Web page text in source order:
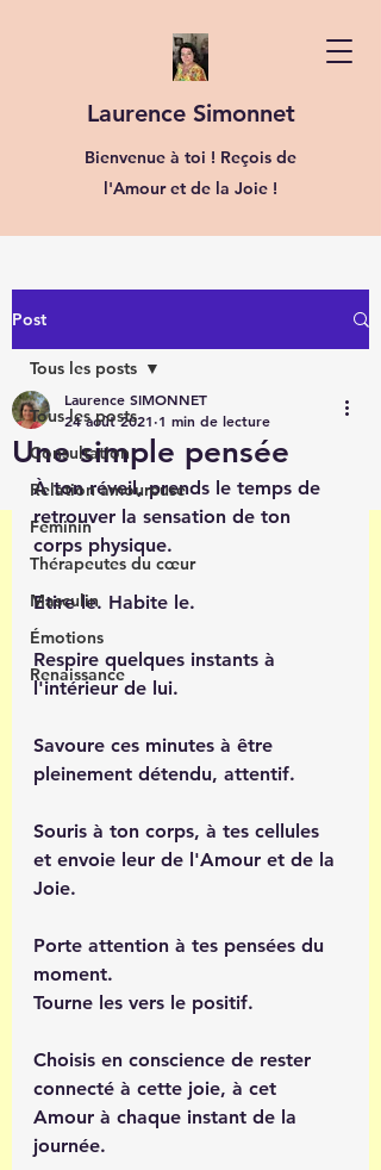
Laurence Simonnet
Bienvenue à toi ! Reçois de
l'Amour et de la Joie !
Post
Tous les posts
Consultation
Relation amoureuse
Féminin
Thérapeutes du cœur
Masculin
Émotions
Renaissance
Tous les posts
Une simple pensée
Laurence SIMONNET
24 août 2021 1 min de lecture
À ton réveil, prends le temps de
retrouver la sensation de ton
corps physique.
Etire le. Habite le.
Respire quelques instants à
l'intérieur de lui.
Savoure ces minutes à être
pleinement détendu, attentif.
Souris à ton corps, à tes cellules
et envoie leur de l'Amour et de la
Joie.
Porte attention à tes pensées du
moment.
Tourne les vers le positif.
Choisis en conscience de rester
connecté à cette joie, à cet
Amour à chaque instant de la
journée.